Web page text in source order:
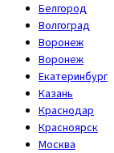
Белгород
Волгоград
Воронеж
Воронеж
Екатеринбург
Казань
Краснодар
Красноярск
Москва